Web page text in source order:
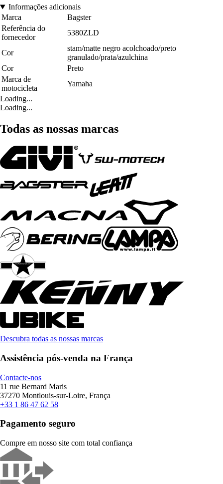
Informações adicionais
Marca
Bagster
Referência do
fornecedor
5380ZLD
Cor
stam/matte negro acolchoado/preto
granulado/prata/azulchina
Cor
Preto
Marca de
motocicleta
Yamaha
Loading...
Loading...
Todas as nossas marcas
Descubra todas as nossas marcas
Assistência pós-venda na França
Contacte-nos
11 rue Bernard Maris
37270 Montlouis-sur-Loire, França
+33 1 86 47 62 58
Pagamento seguro
Compre em nosso site com total confiança